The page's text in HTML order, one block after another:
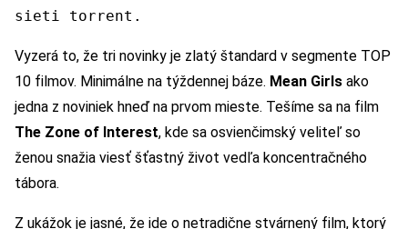
sieti torrent.
Vyzerá to, že tri novinky je zlatý štandard v segmente TOP
10 filmov. Minimálne na týždennej báze. Mean Girls ako
jedna z noviniek hneď na prvom mieste. Tešíme sa na film
The Zone of Interest, kde sa osvienčimský veliteľ so
ženou snažia viesť šťastný život vedľa koncentračného
tábora.
Z ukážok je jasné, že ide o netradične stvárnený film, ktorý